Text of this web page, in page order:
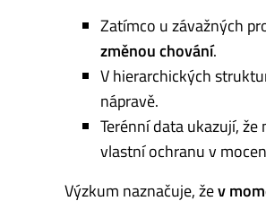
Zatímco u závažných
změnou chování.
V hierarchických
nápravě.
Terénní data ukazují,
vlastní ochranu v
Výzkum naznačuje, žev